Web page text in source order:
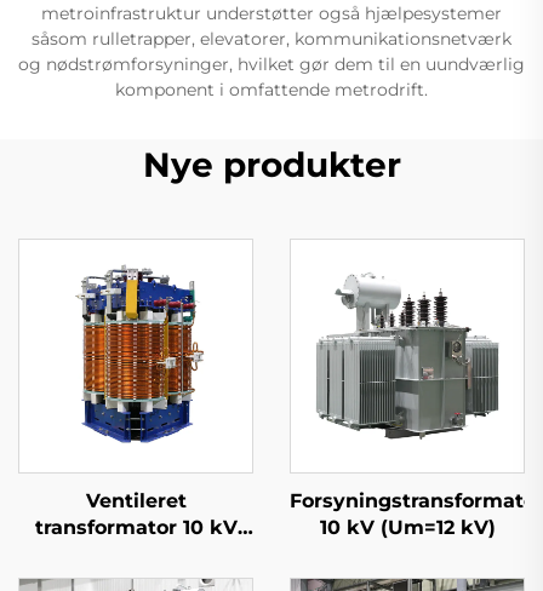
metroinfrastruktur understøtter også hjælpesystemer
såsom rulletrapper, elevatorer, kommunikationsnetværk
og nødstrømforsyninger, hvilket gør dem til en uundværlig
komponent i omfattende metrodrift.
Nye produkter
Ventileret
transformator 10 kV
Forsyningstransformator
10 kV (Um=12 kV)